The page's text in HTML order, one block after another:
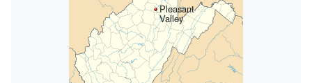
Pleasant
Valley